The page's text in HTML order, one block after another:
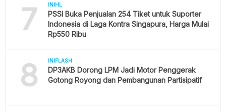
7 INIHL
PSSI Buka Penjualan 254 Tiket untuk Suporter
Indonesia di Laga Kontra Singapura, Harga Mulai
Rp550 Ribu
8 INIFLASH
DP3AKB Dorong LPM Jadi Motor Penggerak
Gotong Royong dan Pembangunan Partisipatif